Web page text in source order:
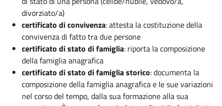
divorziato/a)
certificato di convivenza: attesta la costituzione della
convivenza di fatto tra due persone
certificato di stato di famiglia: riporta la composizione
della famiglia anagrafica
certificato di stato di famiglia storico: documenta la
composizione della famiglia anagrafica e le sue variazioni
nel corso del tempo, dalla sua formazione alla sua